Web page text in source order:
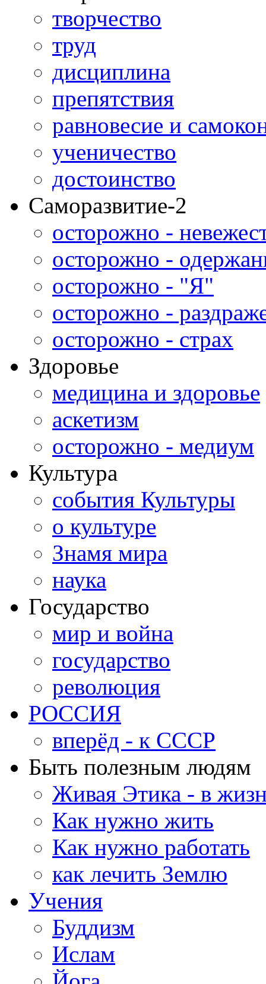
творчество
труд
дисциплина
препятствия
равновесие и
ученичество
достоинство
Саморазвитие-2
осторожно -
осторожно -
осторожно - "Я"
осторожно -
осторожно - страх
Здоровье
медицина и здоровье
аскетизм
осторожно - медиум
Культура
события Культуры
о культуре
Знамя мира
наука
Государство
мир и война
государство
революция
РОССИЯ
вперёд - к СССР
Быть полезным людям
Живая Этика - в
Как нужно жить
Как нужно работать
как лечить Землю
Учения
Буддизм
Ислам